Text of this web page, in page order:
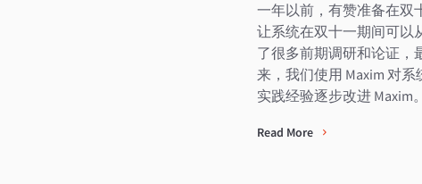
一年以前，有赞准备在双
让系统在双十一期间可以
了很多前期调研和论证，
来，我们使用 Maxim 对
实践经验逐步改进
Read More